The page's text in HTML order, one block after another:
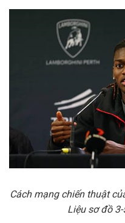
Cách mạng chiến thuật
Liệu sơ đồ